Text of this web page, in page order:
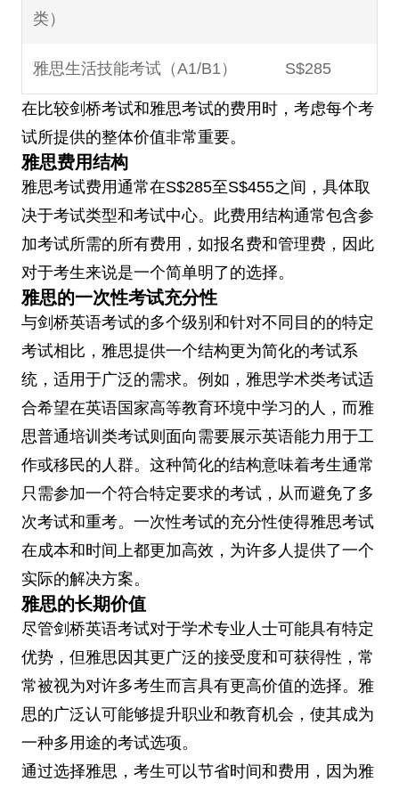
类）
雅思生活技能考试（A1/B1） S$285
在比较剑桥考试和雅思考试的费用时，考虑每个考
试所提供的整体价值非常重要。
雅思费用结构
雅思考试费用通常在S$285至S$455之间，具体取
决于考试类型和考试中心。此费用结构通常包含参
加考试所需的所有费用，如报名费和管理费，因此
对于考生来说是一个简单明了的选择。
雅思的一次性考试充分性
与剑桥英语考试的多个级别和针对不同目的的特定
考试相比，雅思提供一个结构更为简化的考试系
统，适用于广泛的需求。例如，雅思学术类考试适
合希望在英语国家高等教育环境中学习的人，而雅
思普通培训类考试则面向需要展示英语能力用于工
作或移民的人群。这种简化的结构意味着考生通常
只需参加一个符合特定要求的考试，从而避免了多
次考试和重考。一次性考试的充分性使得雅思考试
在成本和时间上都更加高效，为许多人提供了一个
实际的解决方案。
雅思的长期价值
尽管剑桥英语考试对于学术专业人士可能具有特定
优势，但雅思因其更广泛的接受度和可获得性，常
常被视为对许多考生而言具有更高价值的选择。雅
思的广泛认可能够提升职业和教育机会，使其成为
一种多用途的考试选项。
通过选择雅思，考生可以节省时间和费用，因为雅